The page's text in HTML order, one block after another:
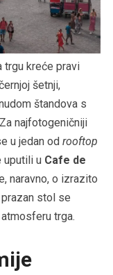
trgu kreće pravi
šetnji,
štandova s
najfotogeničniji
u jedan od rooftop
uputili u Cafe de
naravno, o izrazito
stol se
trga.